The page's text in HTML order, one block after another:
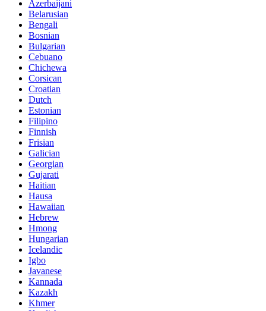
Azerbaijani
Belarusian
Bengali
Bosnian
Bulgarian
Cebuano
Chichewa
Corsican
Croatian
Dutch
Estonian
Filipino
Finnish
Frisian
Galician
Georgian
Gujarati
Haitian
Hausa
Hawaiian
Hebrew
Hmong
Hungarian
Icelandic
Igbo
Javanese
Kannada
Kazakh
Khmer